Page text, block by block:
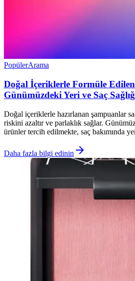
PopülerArama
Doğal İçeriklerle Formüle
Günümüzdeki Yeri ve Saç
Doğal içeriklerle hazırlanan şampuanlar
riskini azaltır ve parlaklık sağlar.
ürünler tercih edilmekte, saç bakımında
Daha fazla bilgi edinin